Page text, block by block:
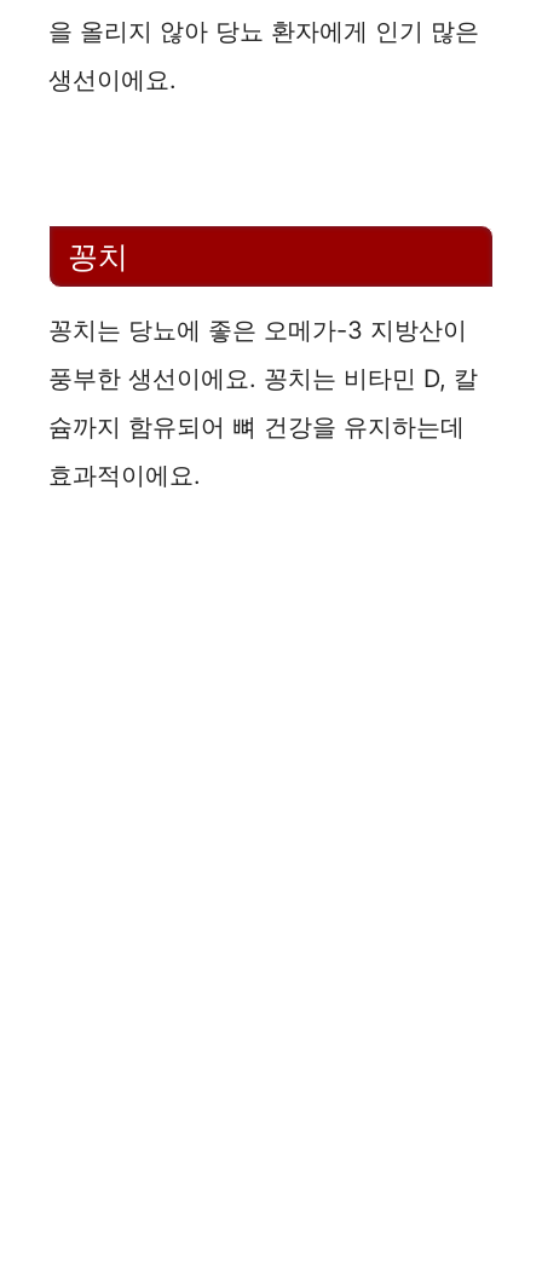
을 올리지 않아 당뇨 환자에게 인기 많은
생선이에요.
꽁치
꽁치는 당뇨에 좋은 오메가-3 지방산이
풍부한 생선이에요. 꽁치는 비타민 D, 칼
슘까지 함유되어 뼈 건강을 유지하는데
효과적이에요.